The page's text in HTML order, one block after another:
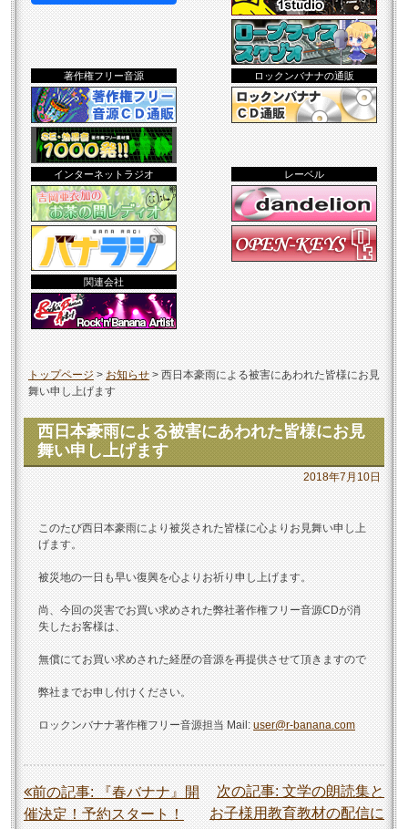
トップページ>お知らせ>西日本豪雨による被害にあわれた皆様にお見
舞い申し上げます
西日本豪雨による被害にあわれた皆様にお見
舞い申し上げます
2018年7月10日
このたび西日本豪雨により被災された皆様に心よりお見舞い申し上
げます。
被災地の一日も早い復興を心よりお祈り申し上げます。
尚、今回の災害でお買い求めされた弊社著作権フリー音源CDが消
失したお客様は、
無償にてお買い求めされた経歴の音源を再提供させて頂きますので
弊社までお申し付けください。
ロックンバナナ著作権フリー音源担当 Mail:user@r-banana.com
投
稿
前の記事: 『春バナナ』開
催決定！予約スタート！
次の記事: 文学の朗読集と
お子様用教育教材の配信に
著作権フリー音源 ロックンバナナの通販
インターネットラジオ レーベル
関連会社